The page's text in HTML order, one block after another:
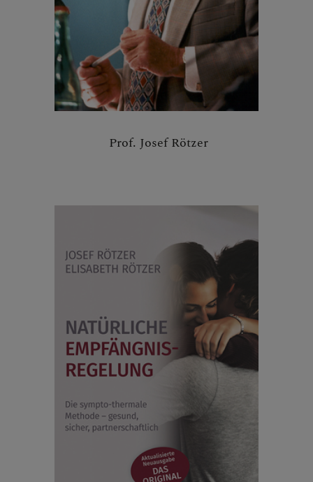
Prof. Josef Rötzer